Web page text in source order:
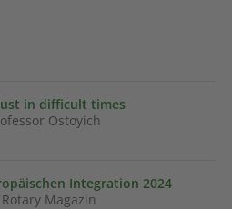
in difficult times
Ostoyich
Integration 2024
Magazin